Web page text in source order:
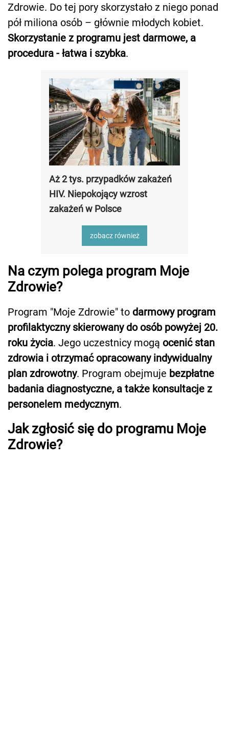
Zdrowie. Do tej pory skorzystało z niego ponad
pół miliona osób – głównie młodych kobiet.
Skorzystanie z programu jest darmowe, a
procedura - łatwa i szybka.
Aż 2 tys. przypadków zakażeń
HIV. Niepokojący wzrost
zakażeń w Polsce
zobacz również
Na czym polega program Moje
Zdrowie?
Program "Moje Zdrowie" to darmowy program
profilaktyczny skierowany do osób powyżej 20.
roku życia. Jego uczestnicy mogą ocenić stan
zdrowia i otrzymać opracowany indywidualny
plan zdrowotny. Program obejmuje bezpłatne
badania diagnostyczne, a także konsultacje z
personelem medycznym.
Jak zgłosić się do programu Moje
Zdrowie?